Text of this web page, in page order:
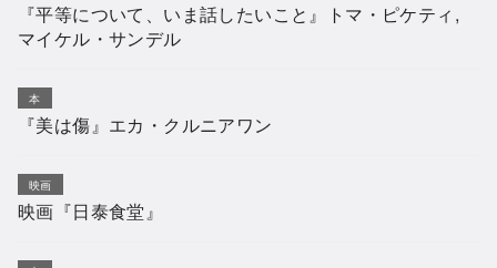
『平等について、いま話したいこと』トマ・ピケティ,
マイケル・サンデル
本
『美は傷』エカ・クルニアワン
映画
映画『日泰食堂』